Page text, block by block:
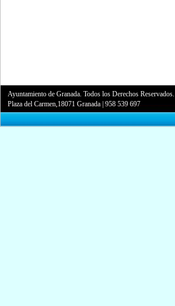
Ayuntamiento de Granada. Todos los Derechos Reservados.
Plaza del Carmen,18071 Granada |958 539 697